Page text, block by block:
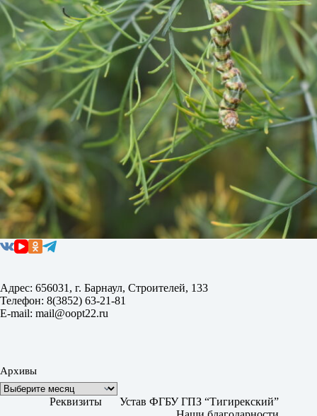
Адрес: 656031, г. Барнаул, Строителей, 133
Телефон: 8(3852) 63-21-81
E-mail: mail@oopt22.ru
Архивы
Реквизиты
Устав ФГБУ ГПЗ “Тигирекский”